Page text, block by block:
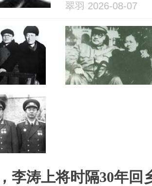
翠羽 2026-08-07
李涛上将时隔30年回